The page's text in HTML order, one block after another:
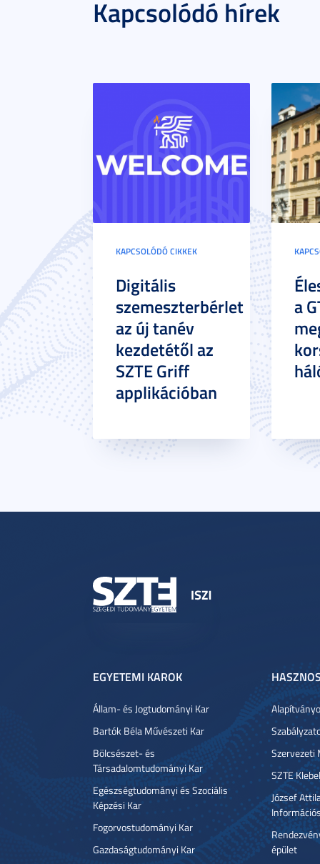
Kapcsolódó hírek
KAPCSOLÓDÓ CIKKEK
Digitális
szemeszterbérlet
az új tanév
kezdetétől az
SZTE Griff
applikációban
a
EGYETEMI KAROK
Állam- és Jogtudományi Kar
Bartók Béla Művészeti Kar
Bölcsészet- és
Társadalomtudományi Kar
Egészségtudományi és Szociális
Képzési Kar
Fogorvostudományi Kar
Gazdaságtudományi Kar
Szervezeti
SZTE
József
épület